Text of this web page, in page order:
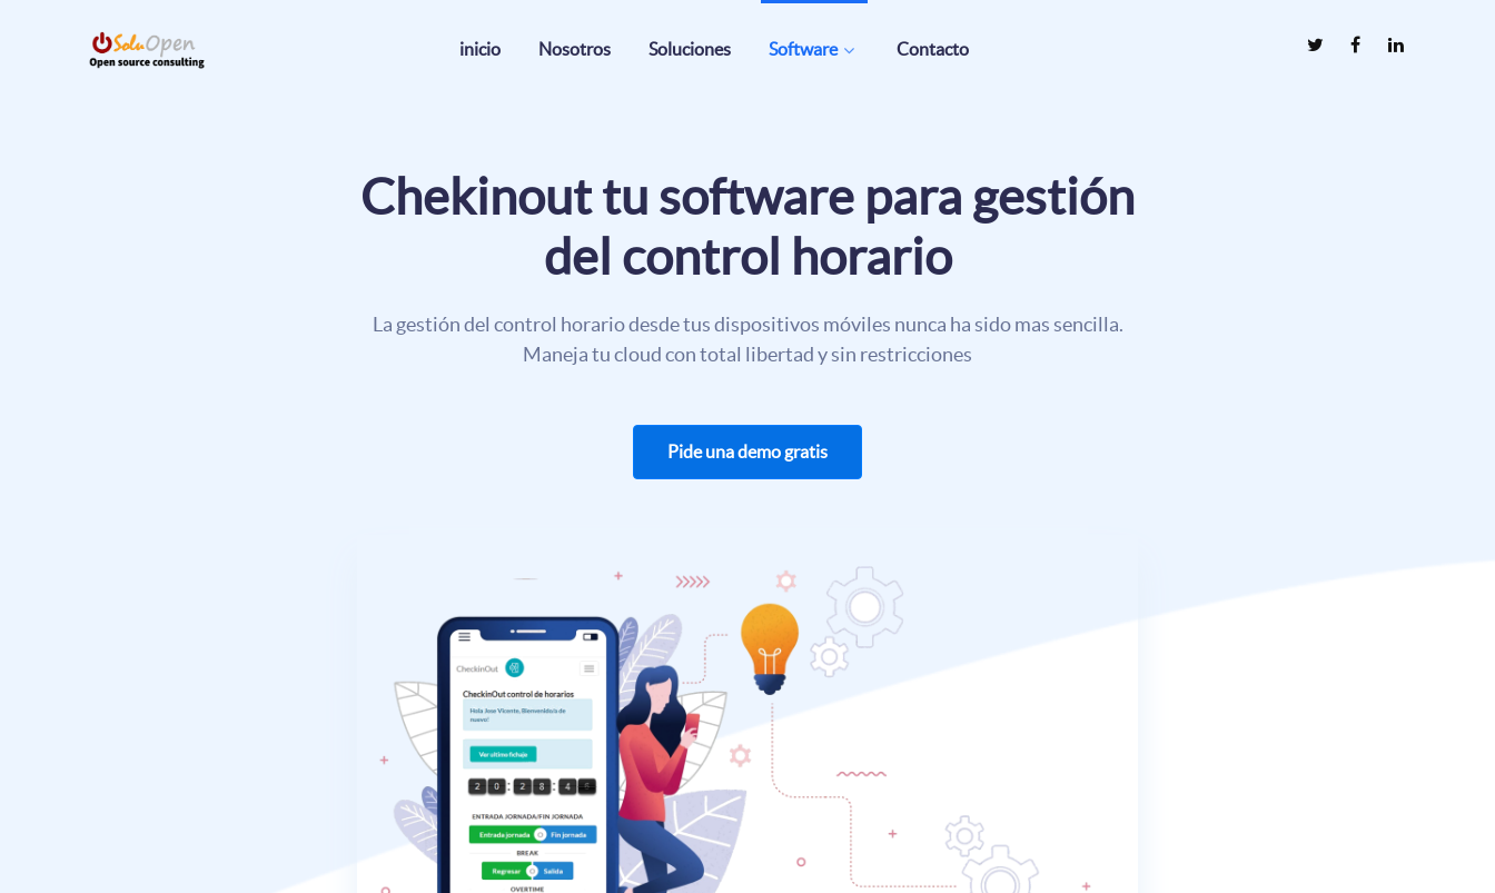
inicio Nosotros Soluciones Software Contacto
Chekinout tu software para gestión
del control horario
La gestión del control horario desde tus dispositivos móviles nunca ha sido mas sencilla.
Maneja tu cloud con total libertad y sin restricciones
Pide una demo gratis